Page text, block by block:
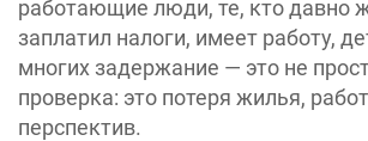
работающие люди, те, кто давно
заплатил налоги, имеет работу,
многих задержание — это не
проверка: это потеря жилья,
перспектив.